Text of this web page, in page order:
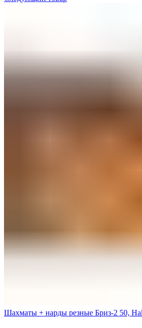
Шахматы + нарды резные Бриз-2 50,